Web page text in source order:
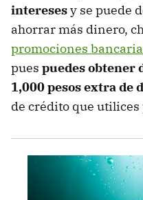
interesesy se puede
ahorrar más dinero,
promociones
pues puedes obtener
1,000 pesos extra de
de crédito que utilices